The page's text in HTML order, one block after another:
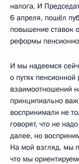
налога. И
6 апреля, пошёл
повышение ставок
реформы
И мы надеемся
о путях
взаимоотношений
принципиально
воспринимали не
говорят, что не
далее, но
На мой взгляд, мы
что мы